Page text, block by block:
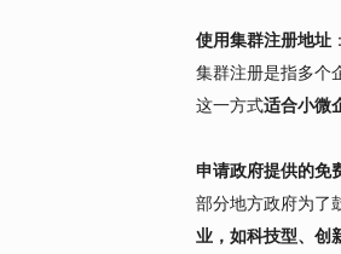
使用集群注册地址 ：
集群注册是指多个
这一方式适合小微
申请政府提供的免
部分地方政府为了
业，如科技型、创